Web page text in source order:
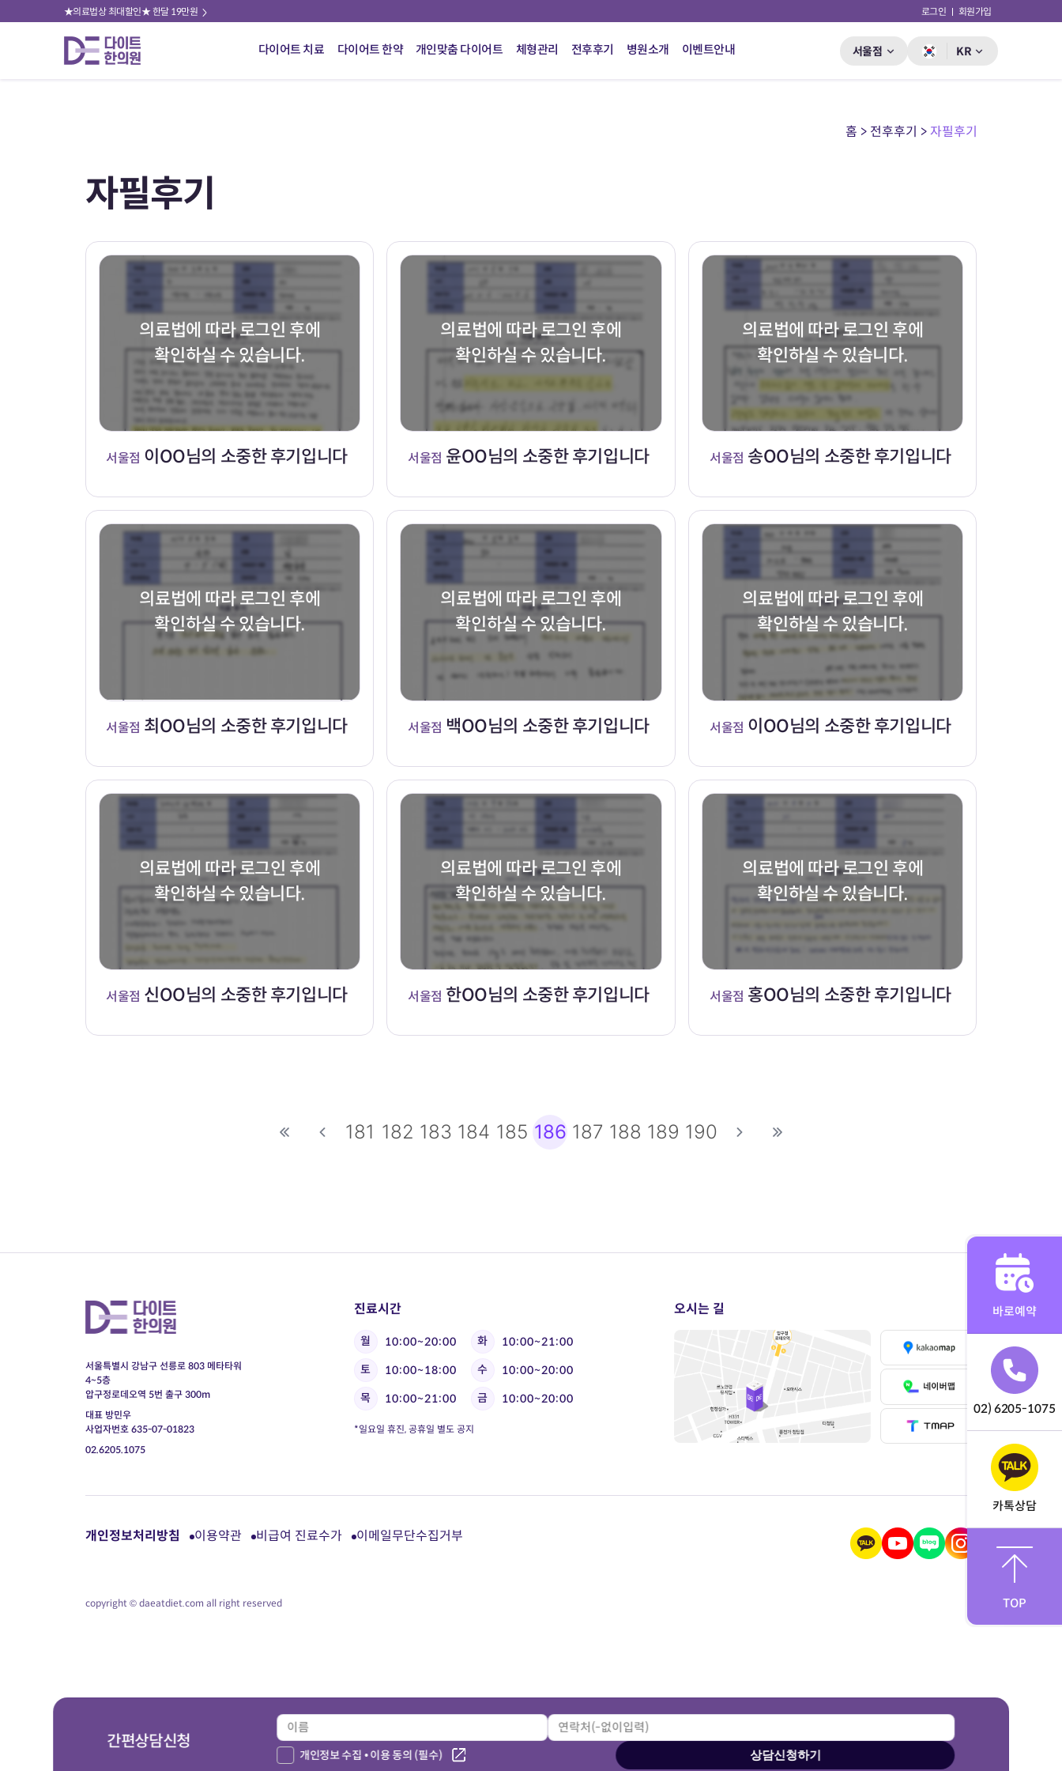
★의료법상 최대할인★ 한달 19만원 로그인 회원가입
다이어트 치료 다이어트 한약 개인맞춤 다이어트 체형관리 전후후기 병원소개 이벤트안내 서울점 KR
홈 > 전후후기 >자필후기
자필후기
의료법에 따라 로그인 후에
확인하실 수 있습니다.
서울점 이OO님의 소중한 후기입니다
의료법에 따라 로그인 후에
확인하실 수 있습니다.
서울점 윤OO님의 소중한 후기입니다
의료법에 따라 로그인 후에
확인하실 수 있습니다.
서울점 송OO님의 소중한 후기입니다
의료법에 따라 로그인 후에
확인하실 수 있습니다.
서울점 최OO님의 소중한 후기입니다
의료법에 따라 로그인 후에
확인하실 수 있습니다.
서울점 백OO님의 소중한 후기입니다
의료법에 따라 로그인 후에
확인하실 수 있습니다.
서울점 이OO님의 소중한 후기입니다
의료법에 따라 로그인 후에
확인하실 수 있습니다.
서울점 신OO님의 소중한 후기입니다
의료법에 따라 로그인 후에
확인하실 수 있습니다.
서울점 한OO님의 소중한 후기입니다
의료법에 따라 로그인 후에
확인하실 수 있습니다.
서울점 홍OO님의 소중한 후기입니다
181 182 183 184 185 186 187 188 189 190
다음맨끝
서울특별시 강남구 선릉로 803 메타타워
4~5층
압구정로데오역 5번 출구 300m
대표 방민우
사업자번호 635-07-01823
02.6205.1075
진료시간
월 10:00~20:00 화
10:00~21:00
토
10:00~18:00 수
10:00~20:00
목
10:00~21:00 금 10:00~20:00
*일요일 휴진, 공휴일 별도 공지
오시는 길
개인정보처리방침 이용약관 비급여 진료수가 이메일무단수집거부
copyright © daeatdiet.com all right reserved
로
가
기
가
기
바로예약
02) 6205-1075
카톡상담
TOP
간편상담신청
개인정보 수집 • 이용 동의 (필수) 상담신청하기